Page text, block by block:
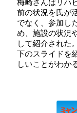
梅崎さんはリハ
前の状況を氏が
でなく、参加し
め、施設の状況
して紹介された
下のスライドを
しいことがわか